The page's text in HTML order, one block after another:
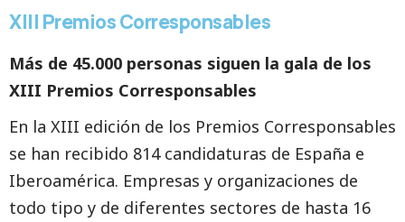
XIII Premios Corresponsables
Más de 45.000 personas siguen la gala de los
XIII Premios Corresponsables
En la XIII edición de los Premios Corresponsables
se han recibido 814 candidaturas de España e
Iberoamérica. Empresas y organizaciones de
todo tipo y de diferentes sectores de hasta 16